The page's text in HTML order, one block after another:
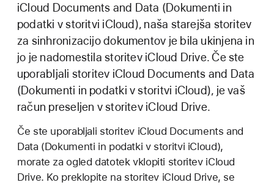
iCloud Documents and Data (Dokumenti in
podatki v storitvi iCloud), naša starejša storitev
za sinhronizacijo dokumentov je bila ukinjena in
jo je nadomestila storitev iCloud Drive. Če ste
uporabljali storitev iCloud Documents and Data
(Dokumenti in podatki v storitvi iCloud), je vaš
račun preseljen v storitev iCloud Drive.
Če ste uporabljali storitev iCloud Documents and
Data (Dokumenti in podatki v storitvi iCloud),
morate za ogled datotek vklopiti storitev iCloud
Drive. Ko preklopite na storitev iCloud Drive, se